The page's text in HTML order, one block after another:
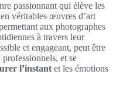
passionnant qui élève les
véritables œuvres d’art
aux photographes
à travers leur
et engageant, peut être
et se
l’instant et les émotions